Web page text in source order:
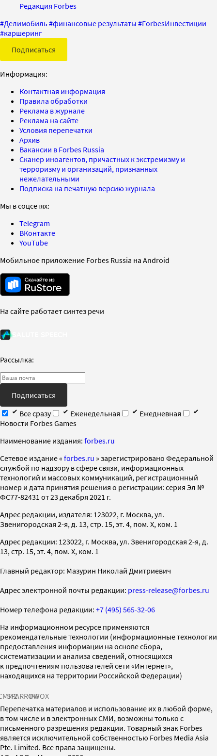
Редакция Forbes
#Делимобиль#финансовые результаты #ForbesИнвестиции
#каршеринг
Подписаться
Информация:
Контактная информация
Правила обработки
Реклама в журнале
Реклама на сайте
Условия перепечатки
Архив
Вакансии в Forbes Russia
Сканер иноагентов, причастных к экстремизму и
терроризму и организаций, признанных
нежелательными
Подписка на печатную версию журнала
Мы в соцсетях:
Telegram
ВКонтакте
YouTube
Мобильное приложение Forbes Russia на Android
На сайте работает синтез речи
Рассылка:
Подписаться
Все сразу
Еженедельная
Ежедневная
Новости Forbes Games
Наименование издания: forbes.ru
Cетевое издание « forbes.ru » зарегистрировано Федеральной
службой по надзору в сфере связи, информационных
технологий и массовых коммуникаций, регистрационный
номер и дата принятия решения о регистрации: серия Эл №
ФС77-82431 от 23 декабря 2021 г.
Адрес редакции, издателя: 123022, г. Москва, ул.
Звенигородская 2-я, д. 13, стр. 15, эт. 4, пом. X, ком. 1
Адрес редакции: 123022, г. Москва, ул. Звенигородская 2-я, д.
13, стр. 15, эт. 4, пом. X, ком. 1
Главный редактор: Мазурин Николай Дмитриевич
Адрес электронной почты редакции: press-release@forbes.ru
Номер телефона редакции: +7 (495) 565-32-06
На информационном ресурсе применяются
рекомендательные технологии (информационные технологии
предоставления информации на основе сбора,
систематизации и анализа сведений, относящихся
к предпочтениям пользователей сети «Интернет»,
находящихся на территории Российской Федерации)
SPARROWINFOX
Перепечатка материалов и использование их в любой форме,
в том числе и в электронных СМИ, возможны только с
письменного разрешения редакции. Товарный знак Forbes
является исключительной собственностью Forbes Media Asia
Pte. Limited. Все права защищены.